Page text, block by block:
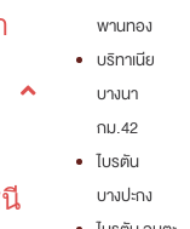
พานทอง
บริทาเนีย
บางนา
กม.42
ไบรตัน
บางปะกง